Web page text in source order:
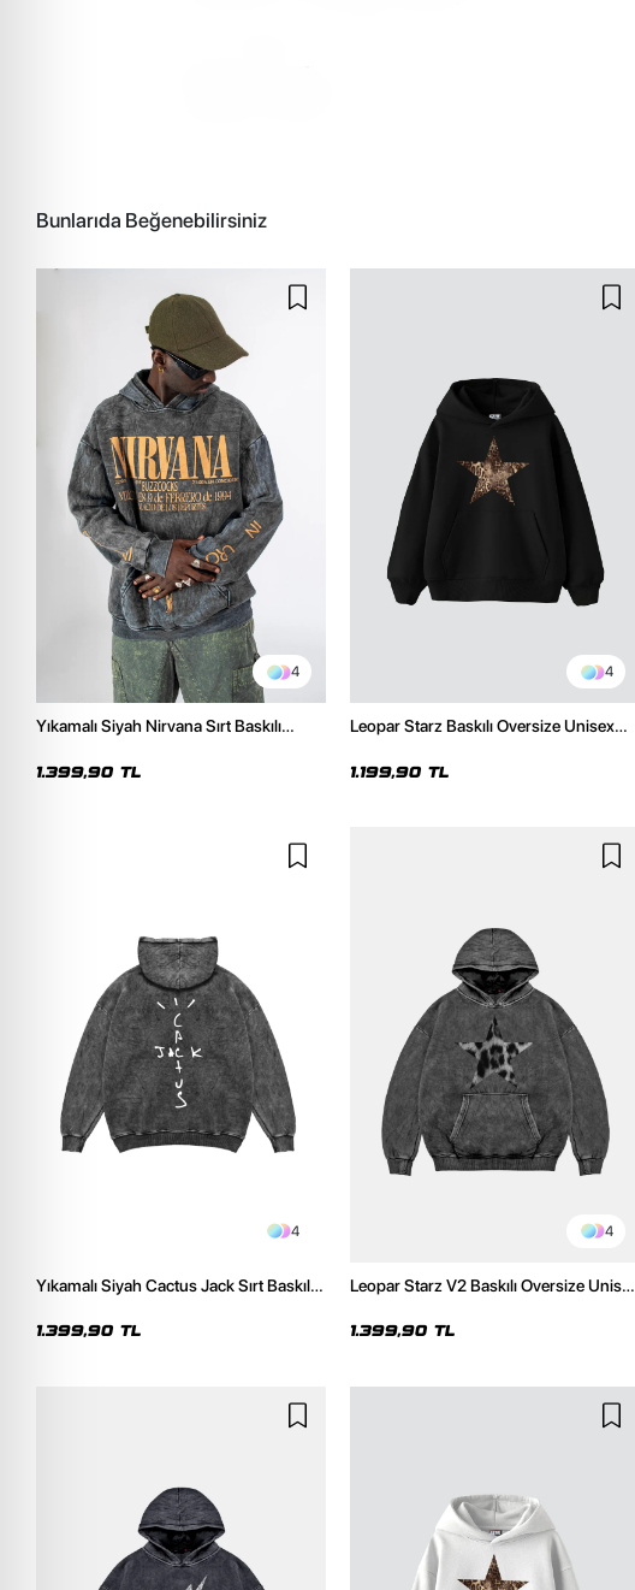
Bunlarıda Beğenebilirsiniz
4
Yıkamalı Siyah Nirvana Sırt Baskılı
1.399,90 TL
4
Leopar Starz Baskılı Oversize Unisex
1.199,90 TL
4
Yıkamalı Siyah Cactus Jack Sırt Baskılı
1.399,90 TL
4
Leopar Starz V2 Baskılı Oversize Unisex
1.399,90 TL